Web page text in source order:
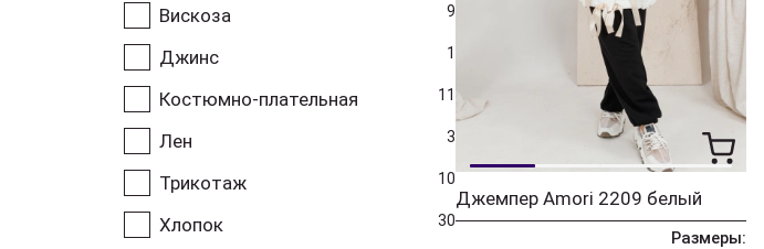
Вискоза 9
Джинс 1
Костюмно-плательная 11
Лен 3
Трикотаж 10
Хлопок 30
Джемпер Amori 2209 белый
Размеры: